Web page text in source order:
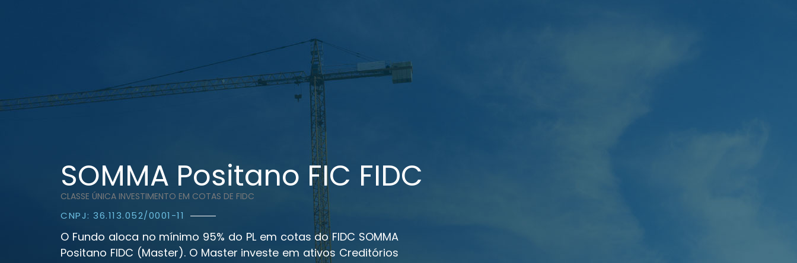
SOMMA Positano FIC FIDC
CLASSE ÚNICA INVESTIMENTO EM COTAS DE FIDC
CNPJ: 36.113.052/0001-11
O Fundo aloca no mínimo 95% do PL em cotas do FIDC SOMMA
Positano FIDC (Master). O Master investe em ativos Creditórios